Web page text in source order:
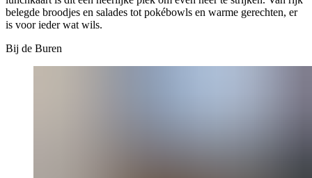
belegde broodjes en salades tot pokébowls en warme gerechten, er
is voor ieder wat wils.
Bij de Buren